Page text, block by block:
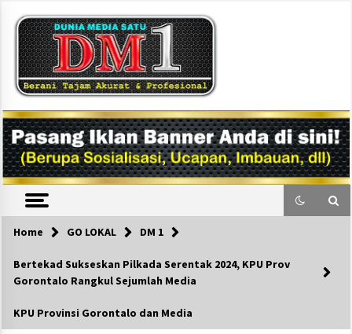
content
DM1
Home GO LOKAL DM 1
Bertekad Sukseskan Pilkada Serentak 2024, KPU Prov
Gorontalo Rangkul Sejumlah Media
KPU Provinsi Gorontalo dan Media